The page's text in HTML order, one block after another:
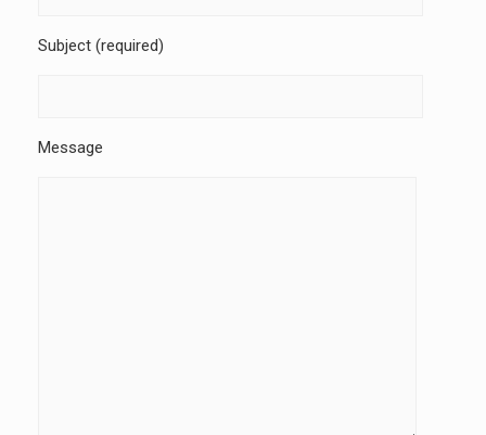
Subject (required)
Message